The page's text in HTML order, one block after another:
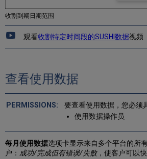
收割到期日期范围
观看收割特定时间段的SUSHI数据视频
查看使用数据
要查看使用数据，您必须
使用数据操作员
每月使用数据选项卡显示来自多个平台的所
户： 成功/完成但有错误/失败，使客户可以